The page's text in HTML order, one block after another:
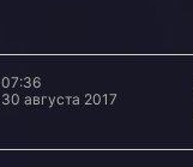
07:36
30 августа 2017